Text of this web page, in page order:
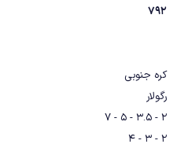
792
کره جنوبی
رگولار
2 - 3.5 - 5 - 7
2 - 3 - 4